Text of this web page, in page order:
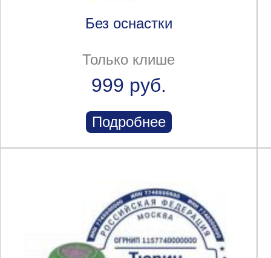
Без оснастки
Только клише
999 руб.
Подробнее